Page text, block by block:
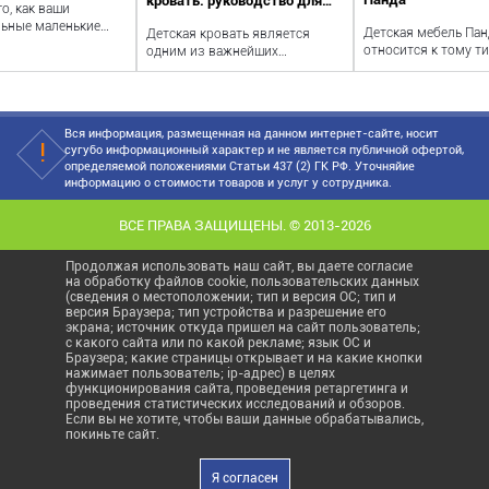
как ваши
маленькие
Детская кровать является
одним из важнейших
элементов обустройства
Детская мебель
относится к тому
которых люди
Вся информация, размещенная на данном интернет-сайте, носит
сугубо информационный характер и не является публичной офертой,
определяемой положениями Статьи 437 (2) ГК РФ. Уточняйие
информацию о стоимости товаров и услуг у сотрудника.
ВСЕ ПРАВА ЗАЩИЩЕНЫ. © 2013-2026
Продолжая использовать наш сайт, вы даете согласие
на обработку файлов cookie, пользовательских данных
(сведения о местоположении; тип и версия ОС; тип и
версия Браузера; тип устройства и разрешение его
экрана; источник откуда пришел на сайт пользователь;
с какого сайта или по какой рекламе; язык ОС и
Браузера; какие страницы открывает и на какие кнопки
нажимает пользователь; ip-адрес) в целях
функционирования сайта, проведения ретаргетинга и
проведения статистических исследований и обзоров.
Если вы не хотите, чтобы ваши данные обрабатывались,
покиньте сайт.
Я согласен